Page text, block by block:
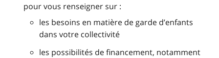
pour vous renseigner sur :
les besoins en matière de garde d’enfants
dans votre collectivité
les possibilités de financement, notamment